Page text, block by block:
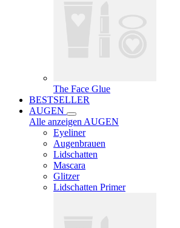
The Face Glue
BESTSELLER
AUGEN
Alle anzeigen AUGEN
Eyeliner
Augenbrauen
Lidschatten
Mascara
Glitzer
Lidschatten Primer